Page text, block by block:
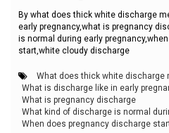
By what does thick white discharge
early pregnancy,what is pregnancy
is normal during early
start,white cloudy discharge
What does thick white discharge
What is discharge like in early
What is pregnancy discharge
What kind of discharge is normal
When does pregnancy discharge